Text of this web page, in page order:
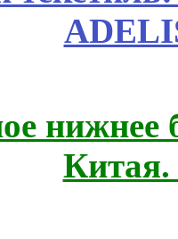
нижнее